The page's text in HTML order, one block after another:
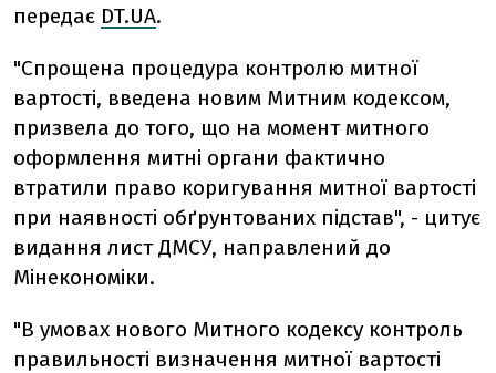
передає DT.UA.
"Спрощена процедура контролю митної
вартості, введена новим Митним кодексом,
призвела до того, що на момент митного
оформлення митні органи фактично
втратили право коригування митної вартості
при наявності обґрунтованих підстав", - цитує
видання лист ДМСУ, направлений до
Мінекономіки.
"В умовах нового Митного кодексу контроль
правильності визначення митної вартості